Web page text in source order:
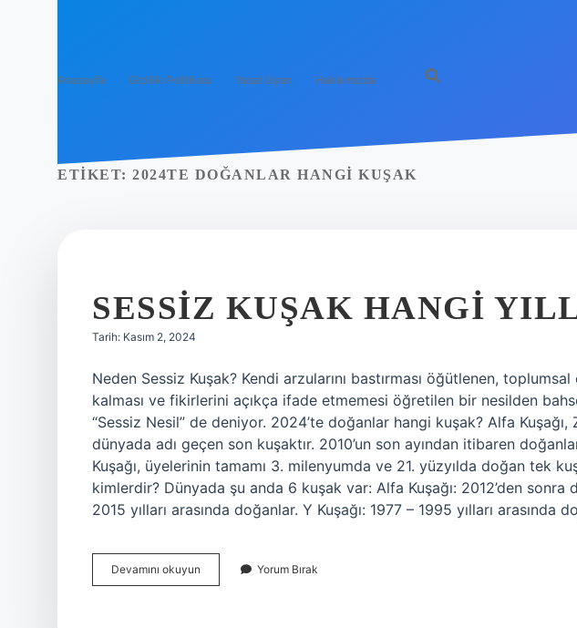
Anasayfa Gizlilik Politikası Yasal Uyarı Hakkımızda
ETIKET: 2024TE DOĞANLAR HANGI KUŞAK
SESSIZ KUŞAK HANGI
Tarih: Kasım 2, 2024
Neden Sessiz Kuşak? Kendi arzularını bastırması öğütlenen,
kalması ve fikirlerini açıkça ifade etmemesi öğretilen bir nesilden
“Sessiz Nesil” de deniyor. 2024’te doğanlar hangi kuşak? Alfa Kuşağı,
dünyada adı geçen son kuşaktır. 2010’un son ayından itibaren
Kuşağı, üyelerinin tamamı 3. milenyumda ve 21. yüzyılda doğan tek
kimlerdir? Dünyada şu anda 6 kuşak var: Alfa Kuşağı: 2012’den sonra
2015 yılları arasında doğanlar. Y Kuşağı: 1977 – 1995 yılları arasında
Devamını okuyun
Kuşak
Yorum Bırak